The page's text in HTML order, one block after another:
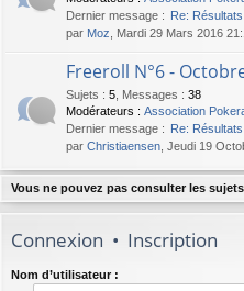
Dernier message : Re:
par Moz , Mardi 29 Mars 2016
Freeroll N°6 -
Sujets : 5 Messages : 38
Modérateurs : Association
Dernier message : Re:
par Christiaensen , Jeudi 19
Vous ne pouvez pas consulter les
Connexion • Inscription
Nom d’utilisateur :